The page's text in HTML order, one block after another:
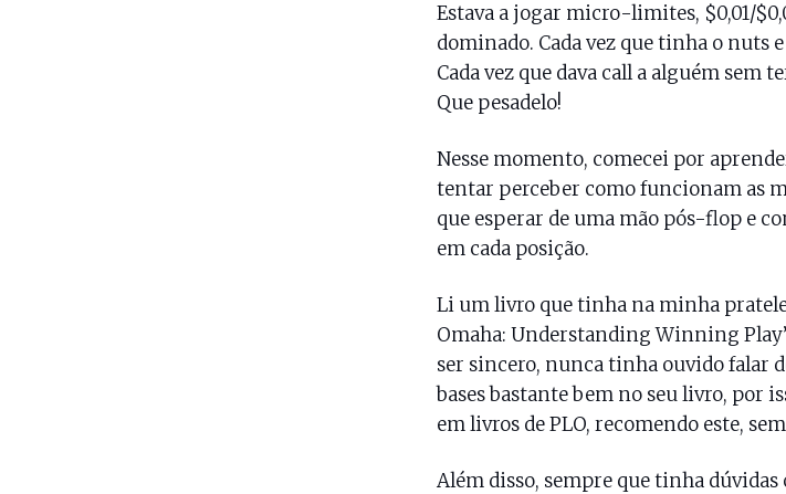
Estava a jogar micro-limites, $0,01/
dominado. Cada vez que tinha o nuts
Cada vez que dava call a alguém sem
Que pesadelo!
Nesse momento, comecei por
tentar perceber como funcionam as
que esperar de uma mão pós-flop e
em cada posição.
Li um livro que tinha na minha
Omaha: Understanding Winning
ser sincero, nunca tinha ouvido falar
bases bastante bem no seu livro, por
em livros de PLO, recomendo este,
Além disso, sempre que tinha dúvidas